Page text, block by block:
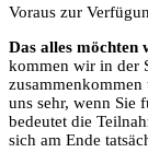
Voraus zur
Das alles
kommen wir in der
uns sehr, wenn Sie
bedeutet die
sich am Ende